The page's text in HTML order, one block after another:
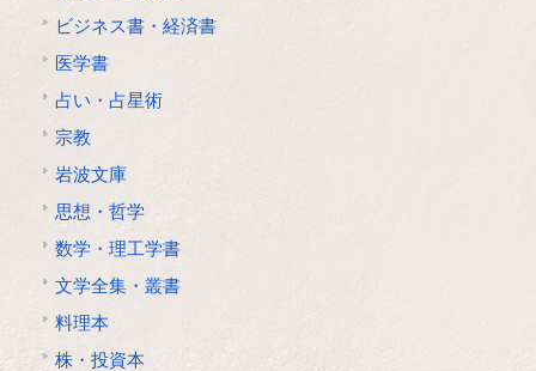
ビジネス書・経済書
医学書
占い・占星術
宗教
岩波文庫
思想・哲学
数学・理工学書
文学全集・叢書
料理本
株・投資本